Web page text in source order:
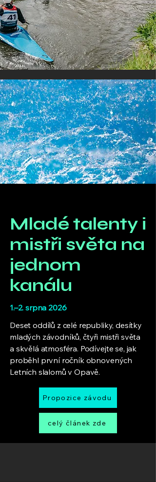
Mladé talenty i
mistři světa na
jednom
kanálu
1.–2. srpna 2026
Deset oddílů z celé republiky, desítky
mladých závodníků, čtyři mistři světa
a skvělá atmosféra. Podívejte se, jak
proběhl první ročník obnovených
Letních slalomů v Opavě.
Propozice závodu
celý článek zde